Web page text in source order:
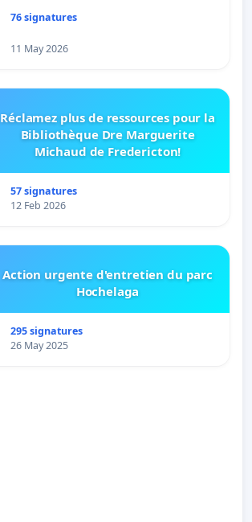
76 signatures
11 May 2026
Réclamez plus de ressources pour la
Bibliothèque Dre Marguerite
Michaud de Fredericton!
57 signatures
12 Feb 2026
Action urgente d'entretien du parc
Hochelaga
295 signatures
26 May 2025